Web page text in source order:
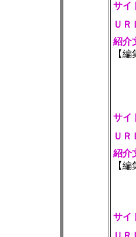
サイ
ＵＲ
紹介
【編
サイ
ＵＲ
紹介
【編
サイ